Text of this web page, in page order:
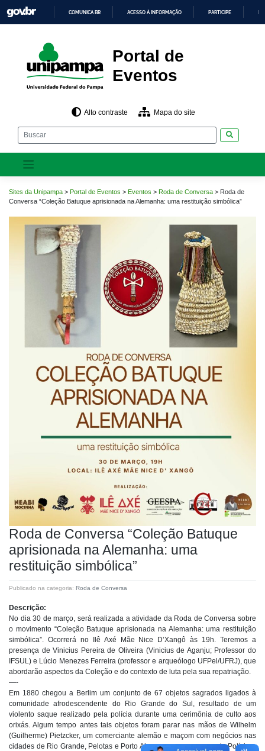
para
o
CONTEÚDO
COMUNICA BR ACESSO À INFORMAÇÃO PARTICIPE
Portal de
Eventos
Alto contraste Mapa do site
Sites da Unipampa > Portal de Eventos > Eventos > Roda de Conversa > Roda de
Conversa “Coleção Batuque aprisionada na Alemanha: uma restituição simbólica”
Roda de Conversa “Coleção Batuque
aprisionada na Alemanha: uma
restituição simbólica”
Publicado na categoria: Roda de Conversa
Descrição:
No dia 30 de março, será realizada a atividade da Roda de Conversa sobre
o movimento “Coleção Batuque aprisionada na Alemanha: uma restituição
simbólica”. Ocorrerá no Ilê Axé Mãe Nice D’Xangô às 19h. Teremos a
presença de Vinicius Pereira de Oliveira (Vinicius de Aganju; Professor do
IFSUL) e Lúcio Menezes Ferreira (professor e arqueólogo UFPel/UFRJ), que
abordarão aspectos da Coleção e do contexto de luta pela sua repatriação.
—-
Em 1880 chegou a Berlim um conjunto de 67 objetos sagrados ligados à
comunidade afrodescendente do Rio Grande do Sul, resultado de um
violento saque realizado pela polícia durante uma cerimônia de culto aos
orixás. Algum tempo antes tais objetos foram parar nas mãos de Wilhelm
(Guilherme) Pietzcker, um comerciante alemão e maçom com negócios nas
cidades de Rio Grande, Pelotas e Porto Alegre que os comprou da Polícia e